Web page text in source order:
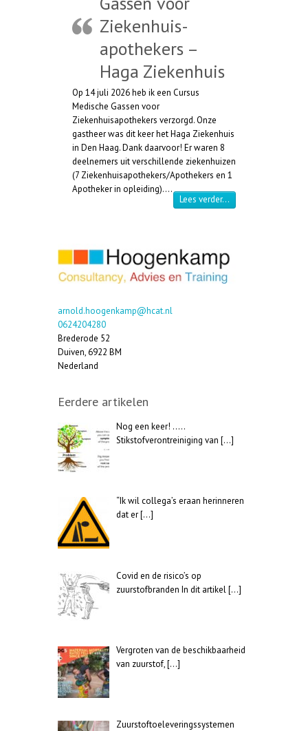
Ziekenhuis-
apothekers –
Haga Ziekenhuis
Op 14 juli 2026 heb ik een Cursus
Medische Gassen voor
Ziekenhuisapothekers verzorgd. Onze
gastheer was dit keer het Haga Ziekenhuis
in Den Haag. Dank daarvoor! Er waren 8
deelnemers uit verschillende ziekenhuizen
(7 Ziekenhuisapothekers/Apothekers en 1
Apotheker in opleiding).…
Lees verder…
arnold.hoogenkamp@hcat.nl
0624204280
Brederode 52
Duiven,6922 BM
Nederland
Eerdere artikelen
Nog een keer! …..
Stikstofverontreiniging van […]
“Ik wil collega’s eraan herinneren
dat er[…]
Covid en de risico’s op
zuurstofbranden In dit artikel[…]
Vergroten van de beschikbaarheid
van zuurstof,[…]
Zuurstoftoeleveringssystemen